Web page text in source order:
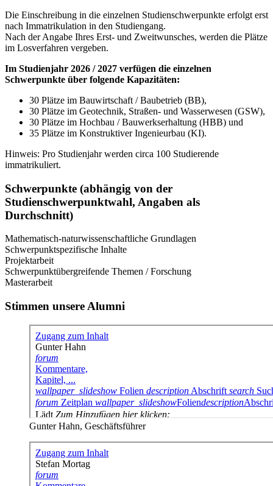
Die Einschreibung in die einzelnen Studienschwerpunkte erfolgt erst
nach Immatrikulation in den Studiengang.
Nach der Angabe Ihres Erst- und Zweitwunsches, werden die Plätze
im Losverfahren vergeben.
Im Studienjahr 2026 / 2027 verfügen die einzelnen
Schwerpunkte über folgende Kapazitäten:
30 Plätze im Bauwirtschaft / Baubetrieb (BB),
30 Plätze im Geotechnik, Straßen- und Wasserwesen (GSW),
30 Plätze im Hochbau / Bauwerkserhaltung (HBB) und
35 Plätze im Konstruktiver Ingenieurbau (KI).
Hinweis: Pro Studienjahr werden circa 100 Studierende
immatrikuliert.
Schwerpunkte (abhängig von der
Studienschwerpunktwahl, Angaben als
Durchschnitt)
Mathematisch-naturwissenschaftliche Grundlagen
Schwerpunktspezifische Inhalte
Projektarbeit
Schwerpunktübergreifende Themen / Forschung
Masterarbeit
Stimmen unsere Alumni
Gunter Hahn, Geschäftsführer